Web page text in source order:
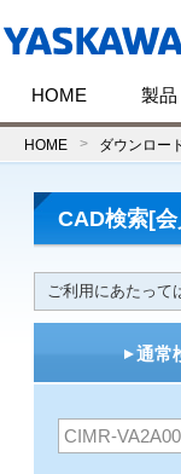
HOME 製品
HOME ダウンロー
CAD検索[
ご利用にあたって
通常